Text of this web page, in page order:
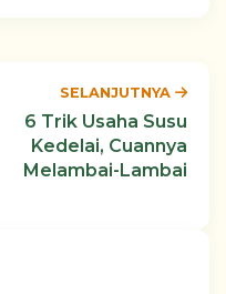
SELANJUTNYA
6 Trik Usaha Susu
Kedelai, Cuannya
Melambai-Lambai